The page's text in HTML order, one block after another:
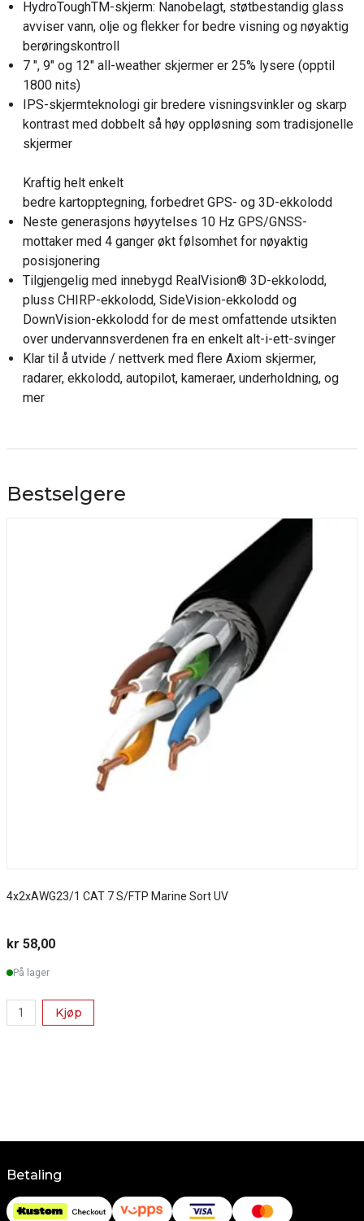
HydroToughTM-skjerm: Nanobelagt, støtbestandig glass
avviser vann, olje og flekker for bedre visning og nøyaktig
berøringskontroll
7 ", 9" og 12" all-weather skjermer er 25% lysere (opptil
1800 nits)
IPS-skjermteknologi gir bredere visningsvinkler og skarp
kontrast med dobbelt så høy oppløsning som tradisjonelle
skjermer
Kraftig helt enkelt
bedre kartopptegning, forbedret GPS- og 3D-ekkolodd
Neste generasjons høyytelses 10 Hz GPS/GNSS-
mottaker med 4 ganger økt følsomhet for nøyaktig
posisjonering
Tilgjengelig med innebygd RealVision® 3D-ekkolodd,
pluss CHIRP-ekkolodd, SideVision-ekkolodd og
DownVision-ekkolodd for de mest omfattende utsikten
over undervannsverdenen fra en enkelt alt-i-ett-svinger
Klar til å utvide / nettverk med flere Axiom skjermer,
radarer, ekkolodd, autopilot, kameraer, underholdning, og
mer
Bestselgere
4x2xAWG23/1 CAT 7 S/FTP Marine Sort UV
kr 58,00
På lager
Kjøp
Betaling